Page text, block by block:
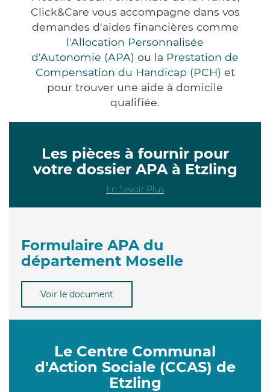
Click&Care vous accompagne dans vos
demandes d'aides financières comme
l'Allocation Personnalisée
d'Autonomie (APA) ou la Prestation de
Compensation du Handicap (PCH) et
pour trouver une aide à domicile
qualifiée.
Les pièces à fournir pour
votre dossier APA à Etzling
En Savoir Plus
Formulaire APA du
département Moselle
Voir le document
Le Centre Communal
d'Action Sociale (CCAS) de
Etzling